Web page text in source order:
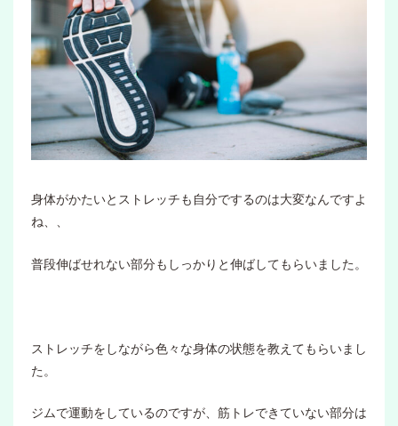
身体がかたいとストレッチも自分でするのは大変なんですよ
ね、、
普段伸ばせれない部分もしっかりと伸ばしてもらいました。
ストレッチをしながら色々な身体の状態を教えてもらいまし
た。
ジムで運動をしているのですが、筋トレできていない部分は